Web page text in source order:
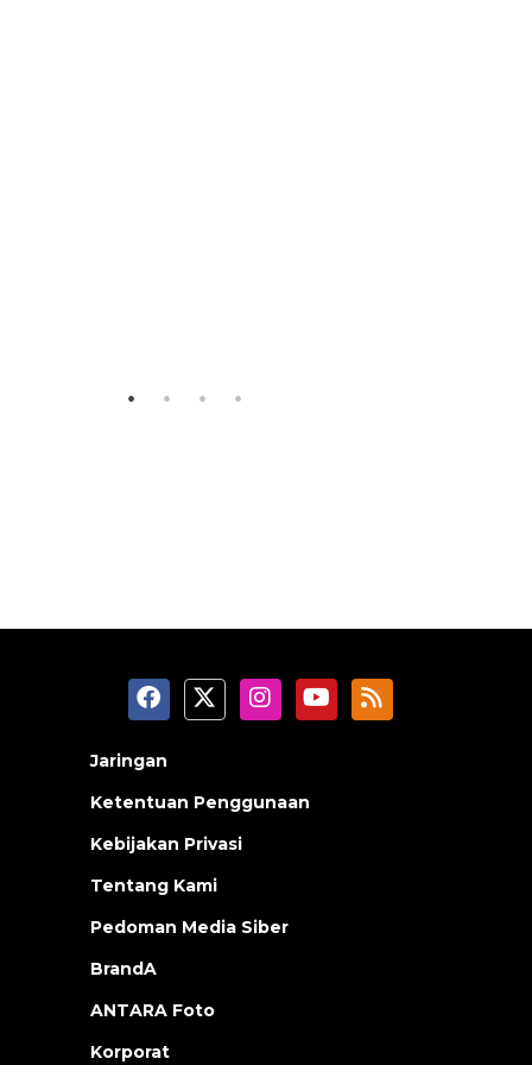
Jaringan
Ketentuan Penggunaan
Kebijakan Privasi
Tentang Kami
Pedoman Media Siber
BrandA
ANTARA Foto
Korporat